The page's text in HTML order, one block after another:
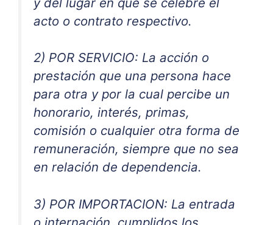
acto o contrato respectivo.
2) POR SERVICIO: La acción o
prestación que una persona hace
para otra y por la cual percibe un
honorario, interés, primas,
comisión o cualquier otra forma de
remuneración, siempre que no sea
en relación de dependencia.
3) POR IMPORTACION: La entrada